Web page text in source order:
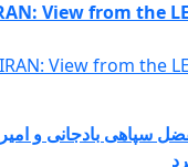
IRAN: View from the
IRAN: View from the
سپاهی بادجانی و